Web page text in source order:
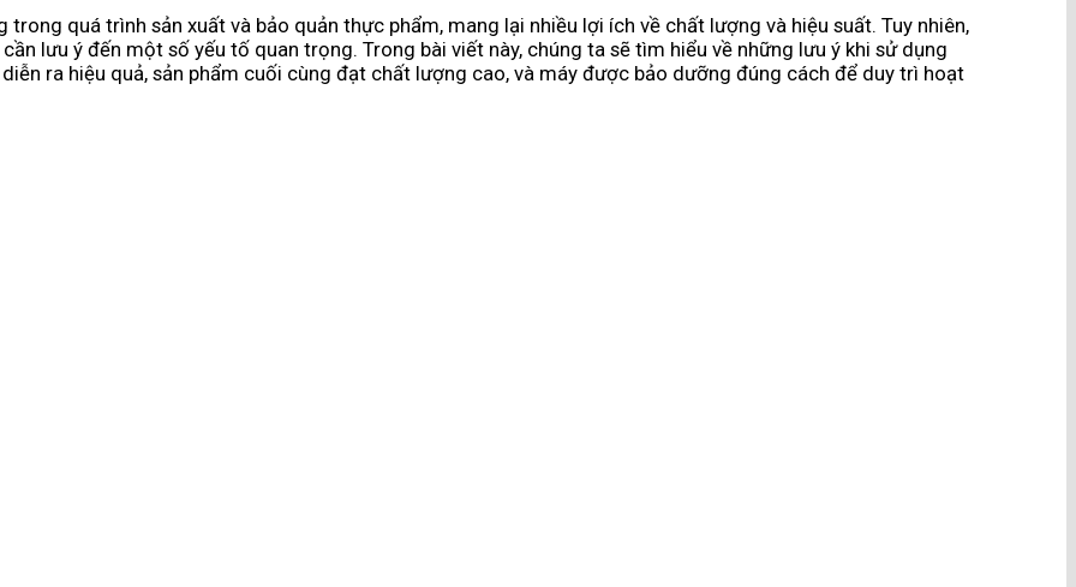
quá trình sản xuất và bảo quản thực phẩm, mang lại nhiều lợi ích về chất lượng và hiệu suất. Tuy nhiên,
lưu ý đến một số yếu tố quan trọng. Trong bài viết này, chúng ta sẽ tìm hiểu về những lưu ý khi sử dụng
ra hiệu quả, sản phẩm cuối cùng đạt chất lượng cao, và máy được bảo dưỡng đúng cách để duy trì hoạt